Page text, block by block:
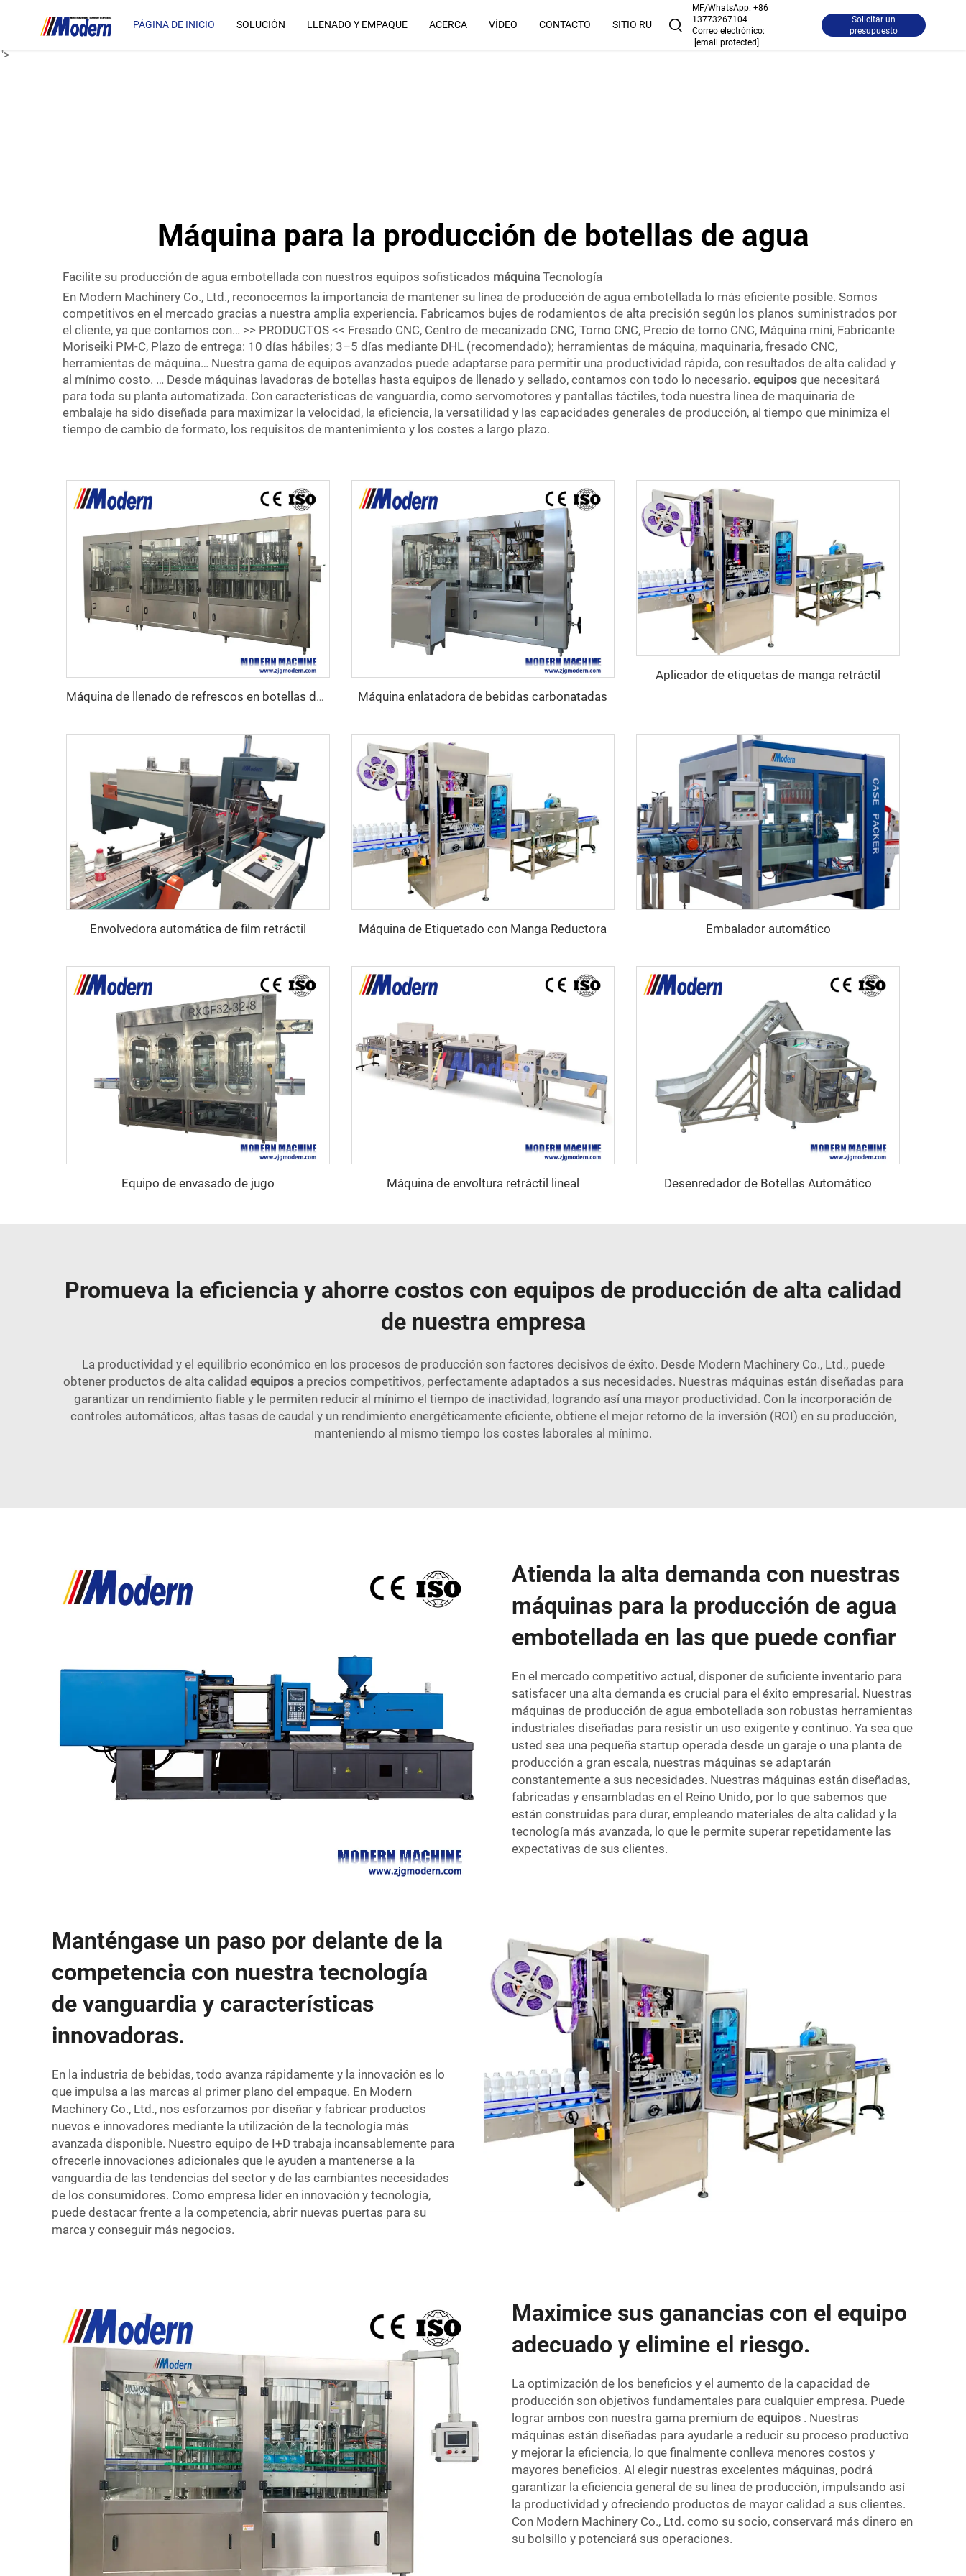
tecnológica.
En Modern Machine...
">
PÁGINA DE INICIO SOLUCIÓN LLENADO Y EMPAQUE ACERCA VÍDEO CONTACTO SITIO RU
MF/WhatsApp: +86
13773267104
Correo electrónico:
[email protected]
Solicitar un
presupuesto
Máquina para la producción de botellas de agua
Facilite su producción de agua embotellada con nuestros equipos sofisticados máquina Tecnología
En Modern Machinery Co., Ltd., reconocemos la importancia de mantener su línea de producción de agua embotellada lo más eficiente posible. Somos
competitivos en el mercado gracias a nuestra amplia experiencia. Fabricamos bujes de rodamientos de alta precisión según los planos suministrados por
el cliente, ya que contamos con… >> PRODUCTOS << Fresado CNC, Centro de mecanizado CNC, Torno CNC, Precio de torno CNC, Máquina mini, Fabricante
Moriseiki PM-C, Plazo de entrega: 10 días hábiles; 3–5 días mediante DHL (recomendado); herramientas de máquina, maquinaria, fresado CNC,
herramientas de máquina… Nuestra gama de equipos avanzados puede adaptarse para permitir una productividad rápida, con resultados de alta calidad y
al mínimo costo. … Desde máquinas lavadoras de botellas hasta equipos de llenado y sellado, contamos con todo lo necesario. equipos que necesitará
para toda su planta automatizada. Con características de vanguardia, como servomotores y pantallas táctiles, toda nuestra línea de maquinaria de
embalaje ha sido diseñada para maximizar la velocidad, la eficiencia, la versatilidad y las capacidades generales de producción, al tiempo que minimiza el
tiempo de cambio de formato, los requisitos de mantenimiento y los costes a largo plazo.
Máquina de llenado de refrescos en botellas de vidrio Máquina enlatadora de bebidas carbonatadas
Aplicador de etiquetas de manga retráctil
Envolvedora automática de film retráctil Máquina de Etiquetado con Manga Reductora Embalador automático
Equipo de envasado de jugo Máquina de envoltura retráctil lineal Desenredador de Botellas Automático
Promueva la eficiencia y ahorre costos con equipos de producción de alta calidad
de nuestra empresa
La productividad y el equilibrio económico en los procesos de producción son factores decisivos de éxito. Desde Modern Machinery Co., Ltd., puede
obtener productos de alta calidad equipos a precios competitivos, perfectamente adaptados a sus necesidades. Nuestras máquinas están diseñadas para
garantizar un rendimiento fiable y le permiten reducir al mínimo el tiempo de inactividad, logrando así una mayor productividad. Con la incorporación de
controles automáticos, altas tasas de caudal y un rendimiento energéticamente eficiente, obtiene el mejor retorno de la inversión (ROI) en su producción,
manteniendo al mismo tiempo los costes laborales al mínimo.
Atienda la alta demanda con nuestras
máquinas para la producción de agua
embotellada en las que puede confiar
En el mercado competitivo actual, disponer de suficiente inventario para
satisfacer una alta demanda es crucial para el éxito empresarial. Nuestras
máquinas de producción de agua embotellada son robustas herramientas
industriales diseñadas para resistir un uso exigente y continuo. Ya sea que
usted sea una pequeña startup operada desde un garaje o una planta de
producción a gran escala, nuestras máquinas se adaptarán
constantemente a sus necesidades. Nuestras máquinas están diseñadas,
fabricadas y ensambladas en el Reino Unido, por lo que sabemos que
están construidas para durar, empleando materiales de alta calidad y la
tecnología más avanzada, lo que le permite superar repetidamente las
expectativas de sus clientes.
Manténgase un paso por delante de la
competencia con nuestra tecnología
de vanguardia y características
innovadoras.
En la industria de bebidas, todo avanza rápidamente y la innovación es lo
que impulsa a las marcas al primer plano del empaque. En Modern
Machinery Co., Ltd., nos esforzamos por diseñar y fabricar productos
nuevos e innovadores mediante la utilización de la tecnología más
avanzada disponible. Nuestro equipo de I+D trabaja incansablemente para
ofrecerle innovaciones adicionales que le ayuden a mantenerse a la
vanguardia de las tendencias del sector y de las cambiantes necesidades
de los consumidores. Como empresa líder en innovación y tecnología,
puede destacar frente a la competencia, abrir nuevas puertas para su
marca y conseguir más negocios.
Maximice sus ganancias con el equipo
adecuado y elimine el riesgo.
La optimización de los beneficios y el aumento de la capacidad de
producción son objetivos fundamentales para cualquier empresa. Puede
lograr ambos con nuestra gama premium de equipos . Nuestras
máquinas están diseñadas para ayudarle a reducir su proceso productivo
y mejorar la eficiencia, lo que finalmente conlleva menores costos y
mayores beneficios. Al elegir nuestras excelentes máquinas, podrá
garantizar la eficiencia general de su línea de producción, impulsando así
la productividad y ofreciendo productos de mayor calidad a sus clientes.
Con Modern Machinery Co., Ltd. como su socio, conservará más dinero en
su bolsillo y potenciará sus operaciones.